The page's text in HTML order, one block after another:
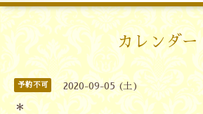
カレンダー
予約不可 2020-09-05 (土)
＊